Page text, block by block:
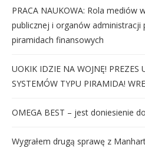
PRACA NAUKOWA: Rola mediów
publicznej i organów
piramidach finansowych
UOKIK IDZIE NA WOJNĘ! PREZES
SYSTEMÓW TYPU PIRAMIDA!
OMEGA BEST – jest doniesienie
Wygrałem drugą sprawę z